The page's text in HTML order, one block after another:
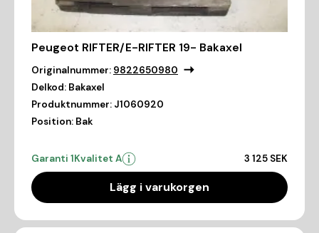
Peugeot RIFTER/E-RIFTER 19- Bakaxel
Originalnummer: 9822650980
Delkod: Bakaxel
Produktnummer: J1060920
Position: Bak
Garanti 1Kvalitet A 3 125 SEK
Lägg i varukorgen